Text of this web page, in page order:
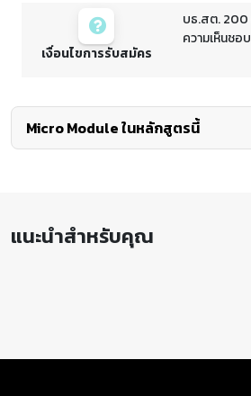
เงื่อนไขการรับสมัคร
บธ.สต.
ความเห็นช
Micro Module ในหลักสูตรนี้
แนะนำสำหรับคุณ